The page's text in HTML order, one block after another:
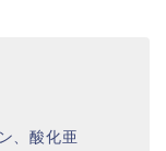
、酸化亜